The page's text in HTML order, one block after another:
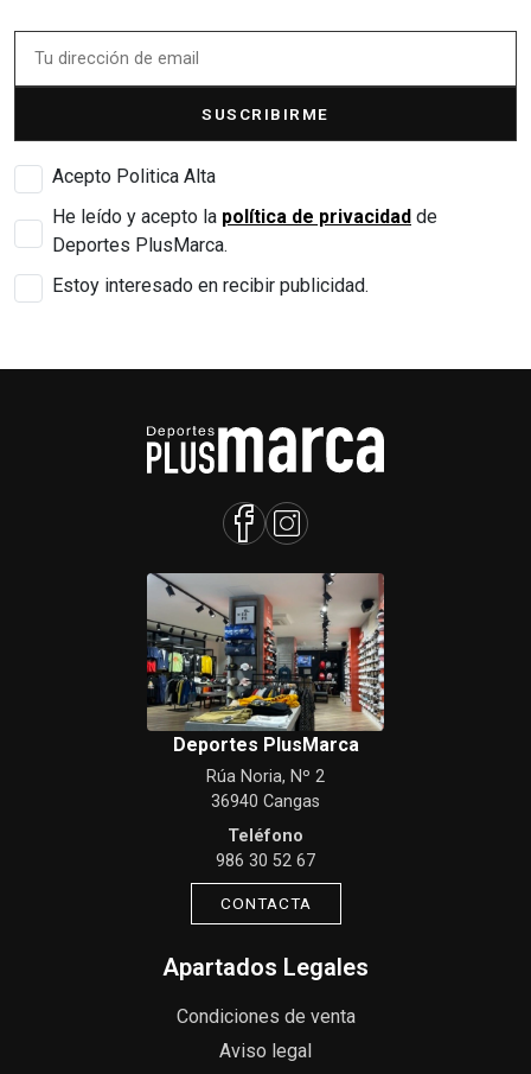
SUSCRIBIRME
Acepto Politica Alta
He leído y acepto la política de privacidad de
Deportes PlusMarca.
Estoy interesado en recibir publicidad.
Deportes PlusMarca
Rúa Noria, Nº 2
36940 Cangas
Teléfono
986 30 52 67
CONTACTA
Apartados Legales
Condiciones de venta
Aviso legal